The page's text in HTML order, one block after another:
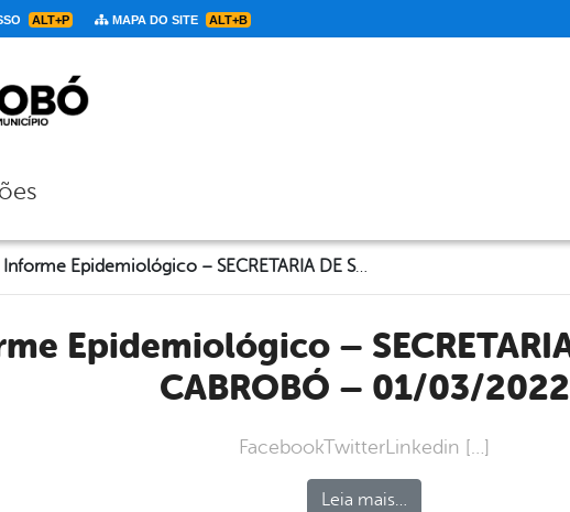
ALT+P MAPA DO SITE ALT+B
Informe Epidemiológico – SECRETARIA DE SAÚDE DE CABROBÓ – 01/03/2022
CABROBÓ – 01/03/2022
FacebookTwitterLinkedin […]
Leia mais…